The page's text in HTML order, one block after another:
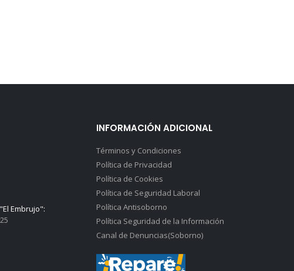
Embrujo":
INFORMACIÓN ADICIONAL
Términos y Condiciones
Política de Privacidad
Política de Cookies
Política de Seguridad Laboral
Política Antisoborno
Política Seguridad de la Información
Canal de Denuncias(Soborno)